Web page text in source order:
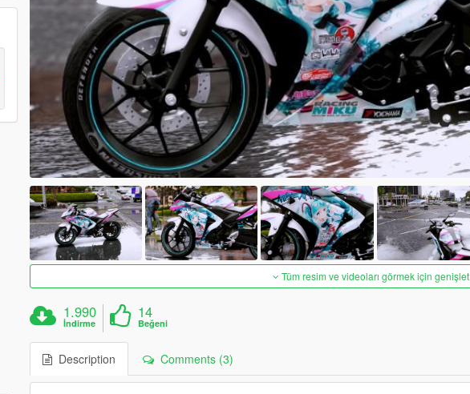
Tüm resim ve videoları görmek için genişlet
1.990
İndirme
14
Beğeni
Description Comments (3)